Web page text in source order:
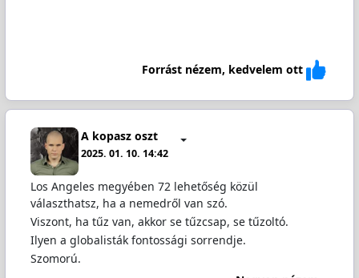
Forrást nézem, kedvelem ott
A kopasz oszt
2025. 01. 10. 14:42
Los Angeles megyében 72 lehetőség közül
választhatsz, ha a nemedről van szó.
Viszont, ha tűz van, akkor se tűzcsap, se tűzoltó.
Ilyen a globalisták fontossági sorrendje.
Szomorú.